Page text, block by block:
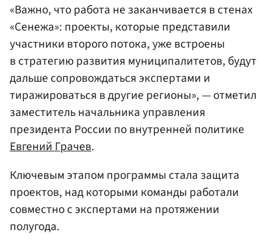
«Важно, что работа не заканчивается в стенах
«Сенежа»: проекты, которые представили
участники второго потока, уже встроены
в стратегию развития муниципалитетов, будут
дальше сопровождаться экспертами и
тиражироваться в другие регионы», — отметил
заместитель начальника управления
президента России по внутренней политике
Евгений Грачев.
Ключевым этапом программы стала защита
проектов, над которыми команды работали
совместно с экспертами на протяжении
полугода.